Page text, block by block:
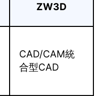
ZW3D
CAD/CAM統
合型CAD